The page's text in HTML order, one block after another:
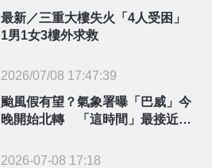
最新／三重大樓失火「4人受困」
1男1女3樓外求救
2026/07/08 17:47:39
颱風假有望？氣象署曝「巴威」今
晚開始北轉 「這時間」最接近台
2026-07-08 17:18